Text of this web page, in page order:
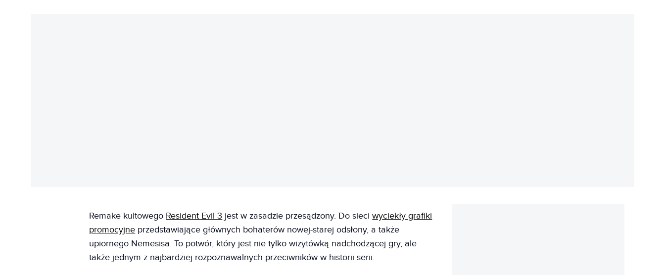
Remake kultowego Resident Evil 3 jest w zasadzie przesądzony. Do sieciwyciekły grafiki
promocyjne przedstawiające głównych bohaterów nowej-starej odsłony, a także
upiornego Nemesisa. To potwór, który jest nie tylko wizytówką nadchodzącej gry, ale
także jednym z najbardziej rozpoznawalnych przeciwników w historii serii.